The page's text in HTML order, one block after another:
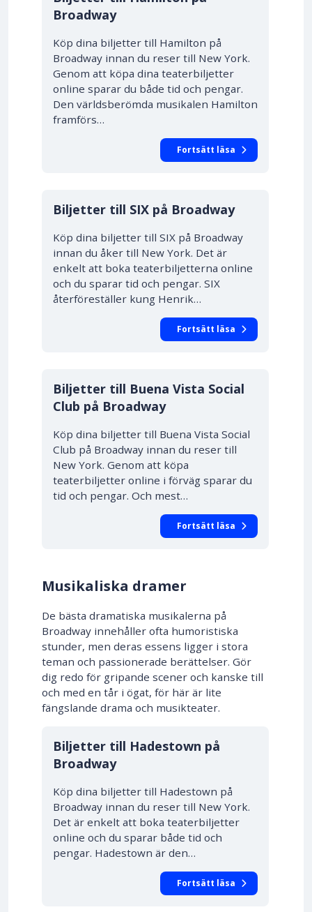
Broadway
Köp dina biljetter till Hamilton på
Broadway innan du reser till New York.
Genom att köpa dina teaterbiljetter
online sparar du både tid och pengar.
Den världsberömda musikalen Hamilton
framförs…
Fortsätt läsa
10% RABATT
Biljetter till SIX på Broadway
Köp dina biljetter till SIX på Broadway
innan du åker till New York. Det är
enkelt att boka teaterbiljetterna online
och du sparar tid och pengar. SIX
återföreställer kung Henrik…
Fortsätt läsa
10% RABATT
Biljetter till Buena Vista Social
Club på Broadway
Köp dina biljetter till Buena Vista Social
Club på Broadway innan du reser till
New York. Genom att köpa
teaterbiljetter online i förväg sparar du
tid och pengar. Och mest…
Fortsätt läsa
Musikaliska dramer
De bästa dramatiska musikalerna på
Broadway innehåller ofta humoristiska
stunder, men deras essens ligger i stora
teman och passionerade berättelser. Gör
dig redo för gripande scener och kanske till
och med en tår i ögat, för här är lite
fängslande drama och musikteater.
10% RABATT
Biljetter till Hadestown på
Broadway
Köp dina biljetter till Hadestown på
Broadway innan du reser till New York.
Det är enkelt att boka teaterbiljetter
online och du sparar både tid och
pengar. Hadestown är den…
Fortsätt läsa